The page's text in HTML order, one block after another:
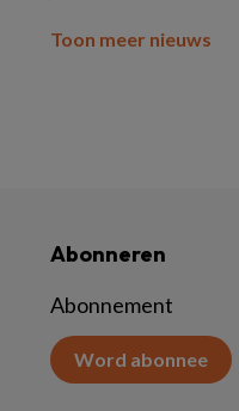
Toon meer nieuws
Abonneren
Abonnement
Word abonnee